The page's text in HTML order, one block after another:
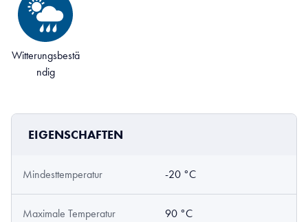
Witterungsbestä
ndig
EIGENSCHAFTEN
Mindesttemperatur -20 °C
Maximale Temperatur 90 °C